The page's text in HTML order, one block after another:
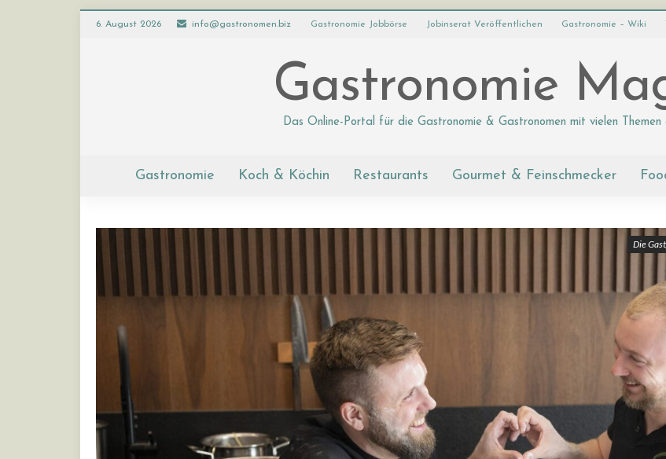
6. August 2026 info@gastronomen.biz Gastronomie Jobbörse Jobinserat Veröffentlichen Gastronomie – Wiki
Gastronomie
Das Online-Portal für die Gastronomie & Gastronomen mit vielen Themen
Gastronomie Koch & Köchin Restaurants Gourmet & Feinschmecker
Die